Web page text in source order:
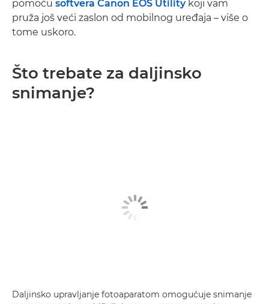
pomoću softvera Canon EOS Utilitykoji vam
pruža još veći zaslon od mobilnog uređaja – više o
tome uskoro.
Što trebate za daljinsko
snimanje?
Daljinsko upravljanje fotoaparatom omogućuje snimanje